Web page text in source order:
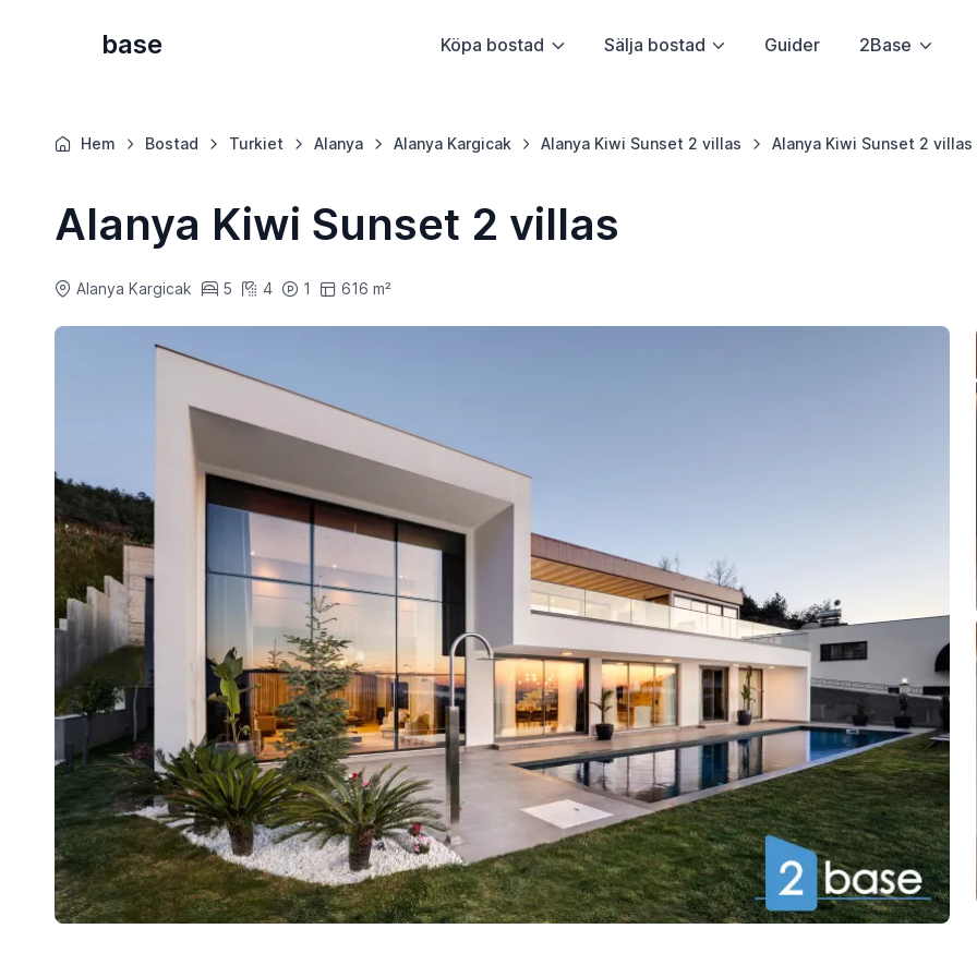
base Köpa bostad Sälja bostad Guider 2Base
Hem Bostad Turkiet Alanya Alanya Kargicak Alanya Kiwi Sunset 2 villas Alanya Kiwi Sunset 2 villas
Alanya Kiwi Sunset 2 villas
Alanya Kargicak 5 4 1 616 m²